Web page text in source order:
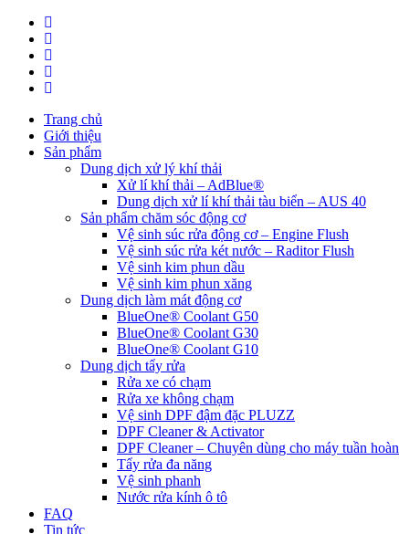
Trang chủ
Giới thiệu
Sản phẩm
Dung dịch xử lý khí thải
Xử lí khí thải – AdBlue®
Dung dịch xử lí khí thải tàu biển – AUS 40
Sản phẩm chăm sóc động cơ
Vệ sinh súc rửa động cơ – Engine Flush
Vệ sinh súc rửa két nước – Raditor Flush
Vệ sinh kim phun dầu
Vệ sinh kim phun xăng
Dung dịch làm mát động cơ
BlueOne® Coolant G50
BlueOne® Coolant G30
BlueOne® Coolant G10
Dung dịch tẩy rửa
Rửa xe có chạm
Rửa xe không chạm
Vệ sinh DPF đậm đặc PLUZZ
DPF Cleaner & Activator
DPF Cleaner – Chuyên dùng cho máy tuần hoàn
Tẩy rửa đa năng
Vệ sinh phanh
Nước rửa kính ô tô
FAQ
Tin tức